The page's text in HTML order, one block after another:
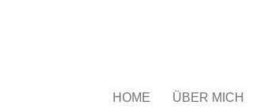
HOME ÜBER MICH